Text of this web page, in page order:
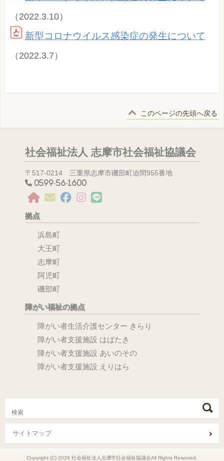
（2022.3.10）
新型コロナウイルス感染症の発生について
（2022.3.7）
このページの先頭へ戻る
社会福祉法人 志摩市社会福祉協議会
〒517-0214 三重県志摩市磯部町迫間955番地
0599-56-1600
拠点
浜島町
大王町
志摩町
阿児町
磯部町
障がい福祉の拠点
障がい者生活介護センター きらり
障がい者支援施設 はばたき
障がい者支援施設 あいのその
障がい者支援施設 えりはら
サイトマップ
Copyright (C) 2026 社会福祉法人志摩市社会福祉協議会All Rights Reserved.